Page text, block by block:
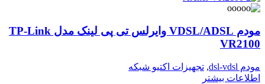
مودم VDSL/ADSL وایرلس تی پی لینک مدل TP-Link
VR2100
مودم dsl-vdsl , تجهیزات اکتیو شبکه
اطلاعات بیشتر